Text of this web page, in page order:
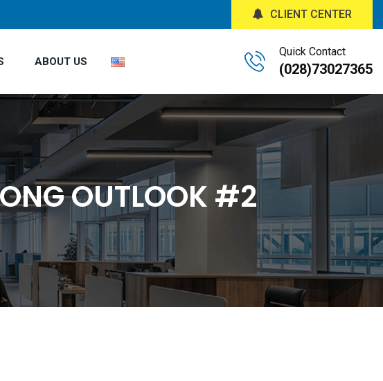
CLIENT CENTER
ABOUT US
Quick Contact
(028)73027365
OUTLOOK #2